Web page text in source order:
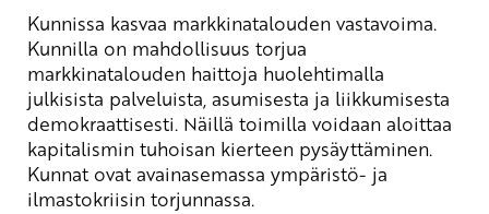
Kunnissa kasvaa markkinatalouden vastavoima.
Kunnilla on mahdollisuus torjua
markkinatalouden haittoja huolehtimalla
julkisista palveluista, asumisesta ja liikkumisesta
demokraattisesti. Näillä toimilla voidaan aloittaa
kapitalismin tuhoisan kierteen pysäyttäminen.
Kunnat ovat avainasemassa ympäristö- ja
ilmastokriisin torjunnassa.